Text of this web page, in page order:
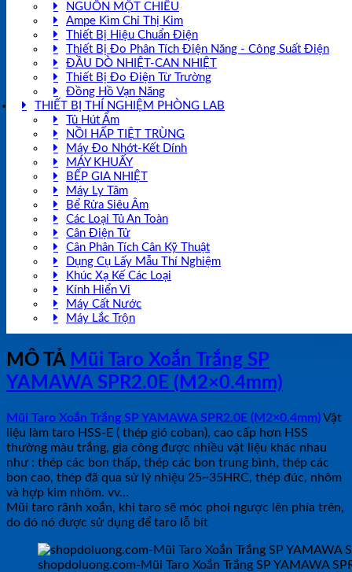
NGUỒN MỘT CHIỀU
Ampe Kìm Chỉ Thị Kim
Thiết Bị Hiệu Chuẩn Điện
Thiết Bị Đo Phân Tích Điện Năng - Công Suất Điện
ĐẦU DÒ NHIỆT-CAN NHIỆT
Thiết Bị Đo Điện Từ Trường
Đồng Hồ Vạn Năng
THIẾT BỊ THÍ NGHIỆM PHÒNG LAB
Tủ Hút Ẩm
NỒI HẤP TIỆT TRÙNG
Máy Đo Nhớt-Kết Dính
MÁY KHUẤY
BẾP GIA NHIỆT
Máy Ly Tâm
Bể Rửa Siêu Âm
Các Loại Tủ An Toàn
Cân Điện Tử
Cân Phân Tích Cân Kỹ Thuật
Dụng Cụ Lấy Mẫu Thí Nghiệm
Khúc Xạ Kế Các Loại
Kính Hiển Vi
Máy Cất Nước
Máy Lắc Trộn
MÔ TẢ Mũi Taro Xoắn Trắng SP
YAMAWA SPR2.0E (M2×0.4mm)
Mũi Taro Xoắn Trắng SP YAMAWA SPR2.0E (M2×0.4mm)Vật
liệu làm taro HSS-E ( thép gió coban), cao cấp hơn HSS
thường màu trắng, gia công được nhiều vật liệu khác nhau
như : thép các bon thấp, thép các bon trung bình, thép các
bon cao, thép đã qua sử lý nhiệu 25~35HRC, thép đúc, nhôm
và hợp kim nhôm. vv…
Mũi taro rãnh xoắn, khi taro sẽ móc phoi ngược lên phía trên,
do đó nó được sử dụng để taro lỗ bít
shopdoluong.com-Mũi Taro Xoắn Trắng SP YAMAWA